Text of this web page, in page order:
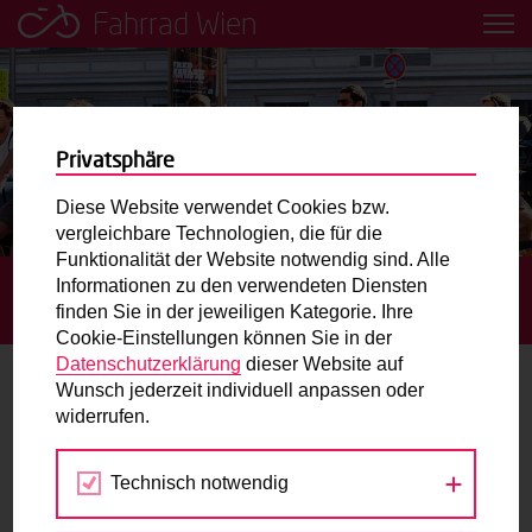
Fahrrad Wien
Leih dir einfach ein Transportfahrrad in deiner Nähe aus!
Mobilitätsbildung für Kinder und
Jugendliche
Radweg-Projektkarte
Routenplaner
Mit dem Fahrrad in Wien unterwegs? Hier finden Sie die
beste Route.
Wunschbox
Sie haben ein Anliegen zum Radverkehr? Schreiben Sie
STARTSEITE TERMINE
MIT DEM RAD ZU
GRÄTZELOASEN
15.
SEP
2017
Privatsphäre
Diese Website verwendet Cookies bzw.
vergleichbare Technologien, die für die
Funktionalität der Website notwendig sind. Alle
Informationen zu den verwendeten Diensten
finden Sie in der jeweiligen Kategorie. Ihre
Cookie-Einstellungen können Sie in der
Datenschutzerklärung dieser Website auf
Wunsch jederzeit individuell anpassen oder
widerrufen.
Technisch notwendig